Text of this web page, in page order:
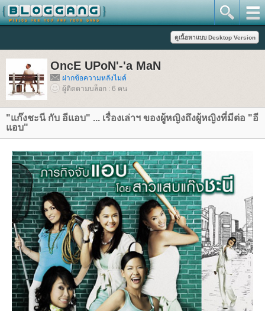
OncE UPoN'-'a MaN
ฝากข้อความหลังไมค์
ผู้ติดตามบล็อก : 6 คน
"แก๊งชะนี กับ อีแอบ" ... เรื่องเล่าฯ ของผู้หญิงถึงผู้หญิงที่มีต่อ "อี
อบ"